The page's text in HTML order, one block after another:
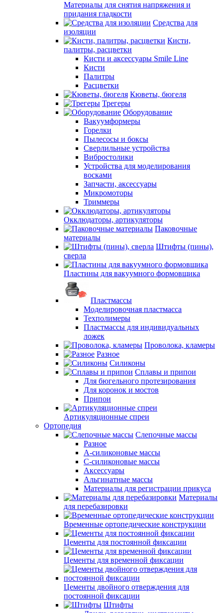
Материалы для снятия напряжения и
придания гладкости
Средства для
изоляции
Кисти,
палитры, расцветки
Кисти и аксессуары Smile Line
Кисти
Палитры
Расцветки
Кюветы, бюгеля
Трегеры
Оборудование
Вакуумформеры
Горелки
Пылесосы и боксы
Сверлильные устройства
Вибростолики
Устройства для моделирования
восками
Запчасти, аксессуары
Микромоторы
Триммеры
Окклюдаторы, артикуляторы
Паковочные
материалы
Штифты (пины),
сверла
Пластины для вакуумного формовщика
Пластмассы
Моделировочная пластмасса
Техполимеры
Пластмассы для индивидуальных
ложек
Проволока, кламеры
Разное
Силиконы
Сплавы и припои
Для бюгельного протезирования
Для коронок и мостов
Припои
Артикуляционные спреи
Ортопедия
Слепочные массы
Разное
А-силиконовые массы
С-силиконовые массы
Аксессуары
Альгинатные массы
Материалы для регистрации прикуса
Материалы
для перебазировки
Временные ортопедические конструкции
Цементы для постоянной фиксации
Цементы для временной фиксации
Цементы двойного отверждения для
постоянной фиксации
Штифты